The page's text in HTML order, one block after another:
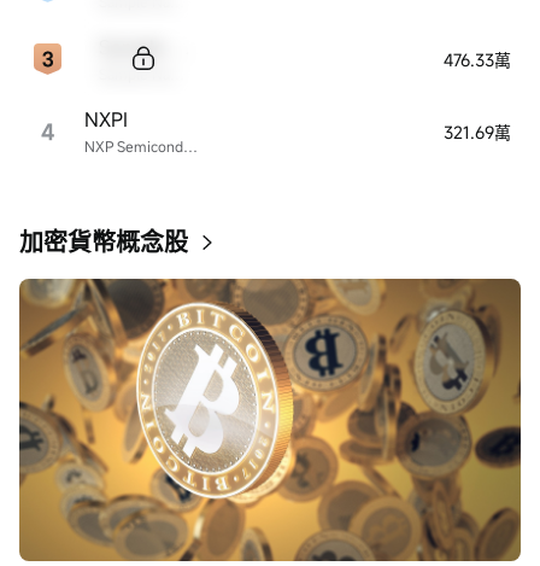
476.33萬
4 NXP Semiconductors
NXPI 321.69萬
加密貨幣概念股